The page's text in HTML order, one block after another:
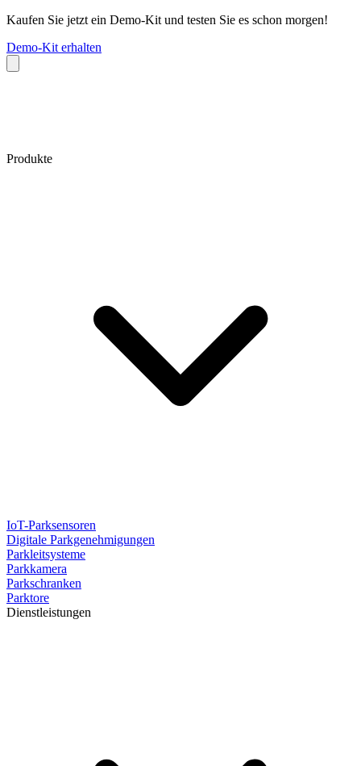
Kaufen Sie jetzt ein Demo-Kit und testen Sie es schon morgen!
Demo-Kit erhalten
Produkte
IoT-Parksensoren
Digitale Parkgenehmigungen
Parkleitsysteme
Parkkamera
Parkschranken
Parktore
Dienstleistungen